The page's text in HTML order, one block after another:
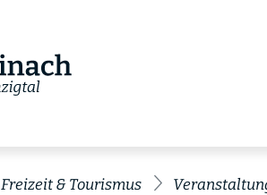
Freizeit & Tourismus